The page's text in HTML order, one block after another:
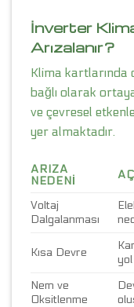
İnverter
Arızalanır?
Klima kartlarında
bağlı olarak
ve çevresel
yer almaktadır.
ARIZA
NEDENI
Voltaj
Dalgalanması
Kısa Devre
Nem ve
Oksitlenme